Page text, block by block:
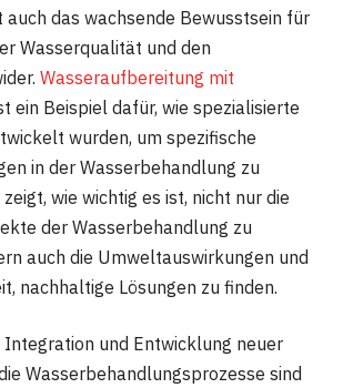
das wachsende Bewusstsein für
Wasserqualität und den
Wasseraufbereitung mit
ein Beispiel dafür, wie spezialisierte
wurden, um spezifische
in der Wasserbehandlung zu
wie wichtig es ist, nicht nur die
der Wasserbehandlung zu
auch die Umweltauswirkungen und
nachhaltige Lösungen zu finden.
und Entwicklung neuer
Wasserbehandlungsprozesse sind